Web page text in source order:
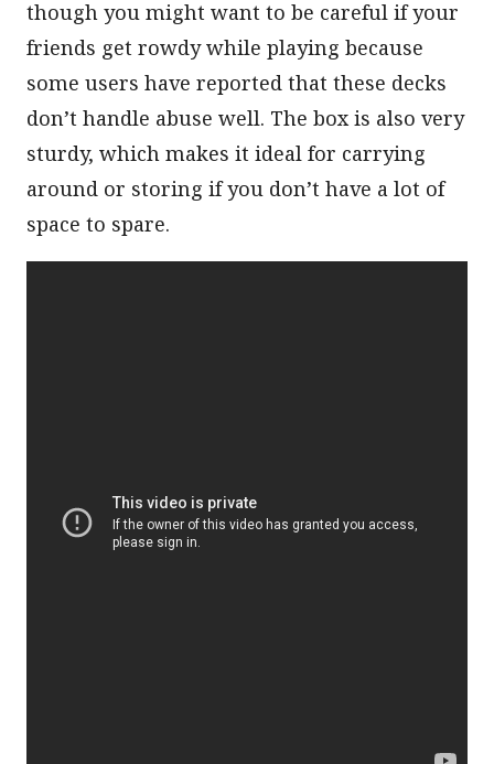
though you might want to be careful if your
friends get rowdy while playing because
some users have reported that these decks
don’t handle abuse well. The box is also very
sturdy, which makes it ideal for carrying
around or storing if you don’t have a lot of
space to spare.